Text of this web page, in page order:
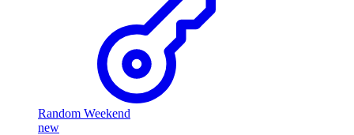
Random Weekend
new